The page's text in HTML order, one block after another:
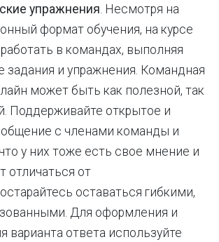
упражнения. Несмотря на
формат обучения, на курсе
в командах, выполняя
задания и упражнения. Командная
может быть как полезной, так
Поддерживайте открытое и
общение с членами команды и
у них тоже есть свое мнение и
отличаться от
оставаться гибкими,
Для оформления и
варианта ответа используйте